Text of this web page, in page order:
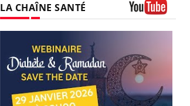
LA CHAÎNE SANTÉ